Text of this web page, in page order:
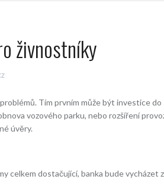
živnostníky
Tím prvním může být investice do
vozového parku, nebo rozšíření
úvěry.
celkem dostačující, banka bude vycházet